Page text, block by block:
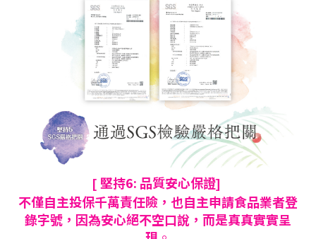
[ 堅持6: 品質安心保證]
不僅自主投保千萬責任險 ，也自主申請食品業者登
錄字號 ，因為安心絕不空口說 ，而是真真實實呈